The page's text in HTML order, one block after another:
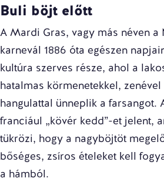
Buli böjt előtt
A Mardi Gras, vagy más néven
karnevál 1886 óta egészen
kultúra szerves része, ahol a
hatalmas körmenetekkel,
hangulattal ünneplik a farsangot.
franciául „kövér kedd”-et jelent,
tükrözi, hogy a nagyböjtöt
bőséges, zsíros ételeket kell
a hámból.